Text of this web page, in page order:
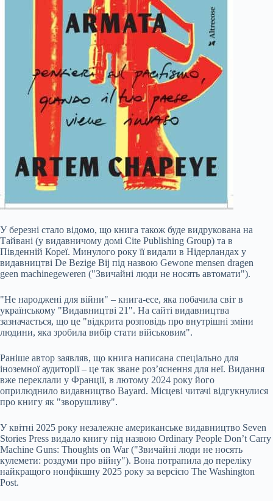
У березні стало відомо, що книга також буде видрукована на
Тайвані (у видавничому домі Cite Publishing Group) та в
Південній Кореї. Минулого року її видали в Нідерландах у
видавництві De Bezige Bij під назвою Gewone mensen dragen
geen machinegeweren ("Звичайні люди не носять автомати").
"Не народжені для війни" – книга-есе, яка побачила світ в
українському "Видавництві 21". На сайті видавництва
зазначається, що це "відкрита розповідь про внутрішні зміни
людини, яка зробила вибір стати військовим".
Раніше автор заявляв, що книга написана спеціально для
іноземної аудиторії – це так зване роз’яснення для неї. Видання
вже переклали у Франції, в лютому 2024 року його
оприлюднило видавництво Bayard. Місцеві читачі відгукнулися
про книгу як "зворушливу".
У квітні 2025 року незалежне американське видавництво Seven
Stories Press видало книгу під назвою Ordinary People Don’t Carry
Machine Guns: Thoughts on War ("Звичайні люди не носять
кулемети: роздуми про війну"). Вона потрапила до переліку
найкращого нонфікшну 2025 року за версією The Washington
Post.